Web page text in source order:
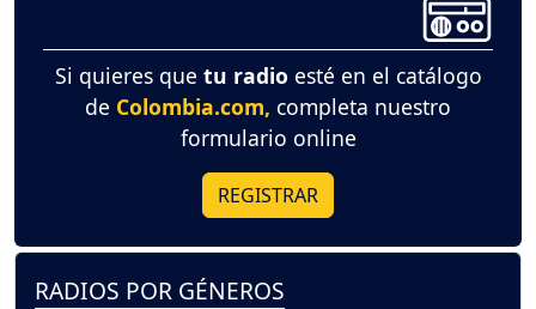
Si quieres que tu radio esté en el catálogo
de Colombia.com, completa nuestro
formulario online
REGISTRAR
RADIOS POR GÉNEROS